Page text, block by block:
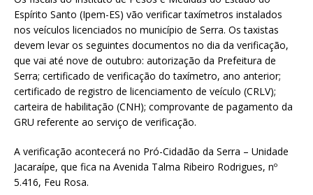
at
s
A
p
p
ai
l
ar
e
Espírito Santo (Ipem-ES) vão verificar taxímetros instalados
nos veículos licenciados no município de Serra. Os taxistas
devem levar os seguintes documentos no dia da verificação,
que vai até nove de outubro: autorização da Prefeitura de
Serra; certificado de verificação do taxímetro, ano anterior;
certificado de registro de licenciamento de veículo (CRLV);
carteira de habilitação (CNH); comprovante de pagamento da
GRU referente ao serviço de verificação.
A verificação acontecerá no Pró-Cidadão da Serra – Unidade
Jacaraípe, que fica na Avenida Talma Ribeiro Rodrigues, nº
5.416, Feu Rosa.